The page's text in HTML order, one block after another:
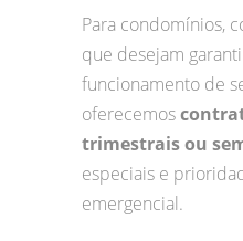
Para condomínios,
que desejam
funcionamento de
oferecemos
trimestrais ou
especiais e
emergencial.